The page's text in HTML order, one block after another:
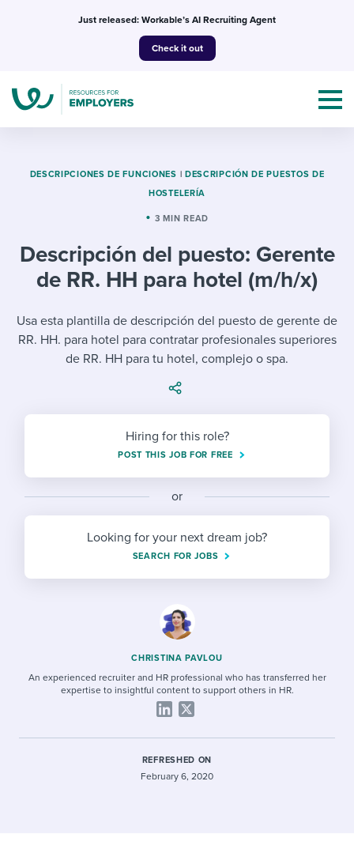
Just released: Workable’s AI Recruiting Agent
Check it out
Topics
Mobilizing AI in my work
Evaluating candidates
Working together with others
Maintaining hiring pipelines
Ensuring compliance
Finding and attracting people
Digitizing work processes
Candidate/employee experiences
Templates & Guides
I WANT...
Job description templates
Interview question templates
Policy templates
Step-by-step tutorials
Free ebooks & reports
I’m a jobseeker
I WANT TO LEARN ABOUT...
Applying for a job
Pay & benefits
Career development
Modern working life
Attend webinars & events
Workable customer stories
Explore Workable
Request a demo
Start a free trial
DESCRIPCIONES DE FUNCIONES | DESCRIPCIÓN DE PUESTOS DE
HOSTELERÍA
3 MIN READ
Descripción del puesto: Gerente
de RR. HH para hotel (m/h/x)
Usa esta plantilla de descripción del puesto de gerente de
RR. HH. para hotel para contratar profesionales superiores
de RR. HH para tu hotel, complejo o spa.
Hiring for this role?
POST THIS JOB FOR FREE
or
Looking for your next dream job?
SEARCH FOR JOBS
CHRISTINA PAVLOU
An experienced recruiter and HR professional who has transferred her
expertise to insightful content to support others in HR.
REFRESHED ON
February 6, 2020